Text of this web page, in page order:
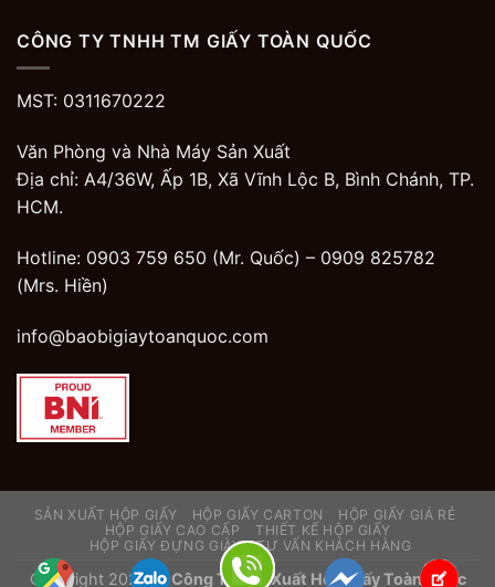
CÔNG TY TNHH TM GIẤY TOÀN QUỐC
MST: 0311670222
Văn Phòng và Nhà Máy Sản Xuất
Địa chỉ: A4/36W, Ấp 1B, Xã Vĩnh Lộc B, Bình Chánh, TP.
HCM.
Hotline: 0903 759 650 (Mr. Quốc) – 0909 825782
(Mrs. Hiền)
info@baobigiaytoanquoc.com
SẢN XUẤT HỘP GIẤY HỘP GIẤY CARTON
HỘP GIẤY GIÁ RẺ
HỘP GIẤY CAO CẤP
THIẾT KẾ HỘP GIẤY
HỘP GIẤY ĐỰNG GIÀY
TƯ VẤN KHÁCH HÀNG
Copyright 2026 ©Công Ty Sản Xuất Hộp Giấy Toàn Quốc